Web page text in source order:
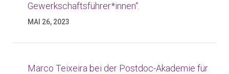
Gewerkschaftsführer*innen“.
MAI 26, 2023
Marco Teixeira bei der Postdoc-Akademie für